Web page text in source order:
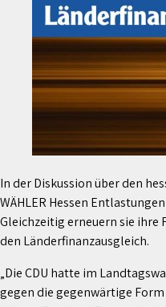
In der Diskussion über den
WÄHLER Hessen
Gleichzeitig erneuern sie ihre
den Länderfinanzausgleich.
„Die CDU hatte im
gegen die gegenwärtige